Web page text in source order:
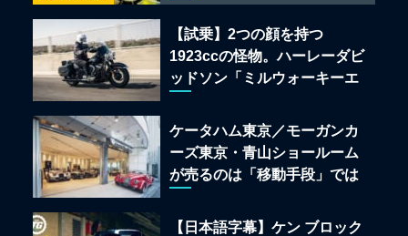
「BULLET 650」と“時間の
質”を愛する理由
【試乗】2つの顔を持つ
1923ccの怪物。ハーレーダビ
ッドソン「ミルウォーキーエ
ケータハム東京／モーガンカ
ーズ東京・青山ショールーム
が売るのは「移動手段」では
【日本語字幕】ケン ブロック